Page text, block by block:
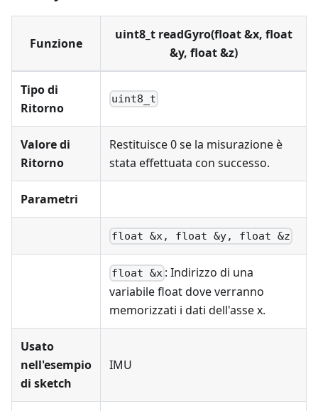
Funzione
uint8_t readGyro(float &x, float
&y, float &z)
Tipo di
Ritorno
uint8_t
Valore di
Ritorno
Restituisce 0 se la misurazione è
stata effettuata con successo.
Parametri
float &x, float &y, float &z
float &x : Indirizzo di una
variabile float dove verranno
memorizzati i dati dell'asse x.
Usato
nell'esempio
di sketch
IMU